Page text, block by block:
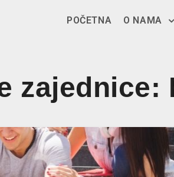
POČETNA O NAMA
zajednice: